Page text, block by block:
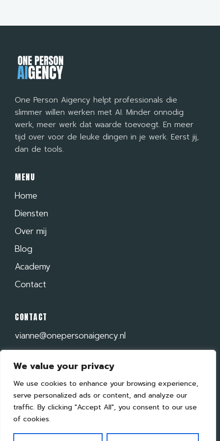
We value your privacy
We use cookies to enhance your browsing experience,
serve personalized ads or content, and analyze our
traffic. By clicking "Accept All", you consent to our use
of cookies.
One Person Aigency helpt professionals die
slimmer willen werken met AI. Minder onnodig
werk, meer werk dat waarde toevoegt. En meer
tijd over voor de leuke dingen in je werk. Eerst jij,
dan de tools.
MENU
Home
Diensten
Over mij
Blog
Academy
Contact
CONTACT
vianne@onepersonaigency.nl
+31 6 48 20 45 61
Plan een gesprek
LinkedIn
Instagram